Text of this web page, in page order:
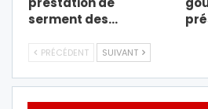
serment des…
PRÉCÉDENT SUIVANT